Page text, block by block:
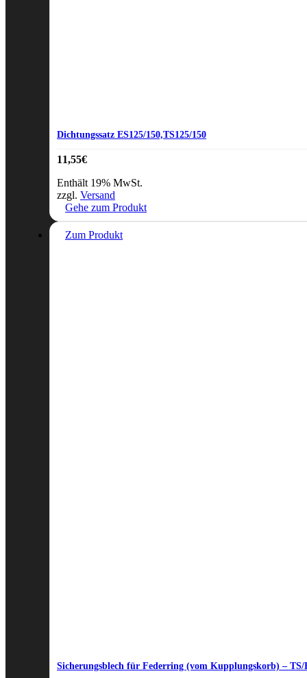
Dichtungssatz ES125/150,TS125/150
11,55€
Enthält 19% MwSt.
zzgl. Versand
Gehe zum Produkt
Zum Produkt
Sicherungsblech für Federring (vom Kupplungskorb) – TS/